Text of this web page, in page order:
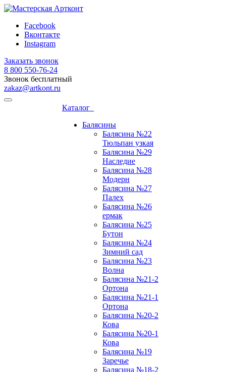
Facebook
Вконтакте
Instagram
Заказать звонок
8 800 ‎550-76-24
Звонок бесплатный
zakaz@artkont.ru
Каталог
Балясины
Балясина №22
Тюльпан узкая
Балясина №29
Наследие
Балясина №28
Модерн
Балясина №27
Палех
Балясина №26
ермак
Балясина №25
Бутон
Балясина №24
Зимний сад
Балясина №23
Волна
Балясина №21-2
Ортона
Балясина №21-1
Ортона
Балясина №20-2
Кова
Балясина №20-1
Кова
Балясина №19
Заречье
Балясина №18-2